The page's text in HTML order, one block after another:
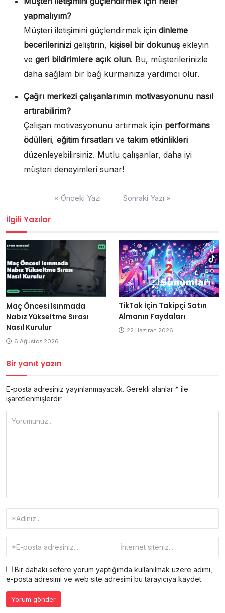
yapmalıyım?
Müşteri iletişimini güçlendirmek için dinleme
becerilerinizi geliştirin, kişisel bir dokunuşekleyin
ve geri bildirimlere açık olun. Bu, müşterilerinizle
daha sağlam bir bağ kurmanıza yardımcı olur.
Çağrı merkezi çalışanlarımın motivasyonunu nasıl
artırabilirim?
Çalışan motivasyonunu artırmak için performans
ödülleri, eğitim fırsatları ve takım etkinlikleri
düzenleyebilirsiniz. Mutlu çalışanlar, daha iyi
müşteri deneyimleri sunar!
« Önceki Yazı Sonraki Yazı »
İlgili Yazılar
Maç Öncesi Isınmada
Nabız Yükseltme Sırası
Nasıl Kurulur
6 Ağustos 2026
TikTok İçin Takipçi Satın
Almanın Faydaları
22 Haziran 2026
Bir yanıt yazın
E-posta adresiniz yayınlanmayacak. Gerekli alanlar * ile
işaretlenmişlerdir
Bir dahaki sefere yorum yaptığımda kullanılmak üzere adımı,
e-posta adresimi ve web site adresimi bu tarayıcıya kaydet.